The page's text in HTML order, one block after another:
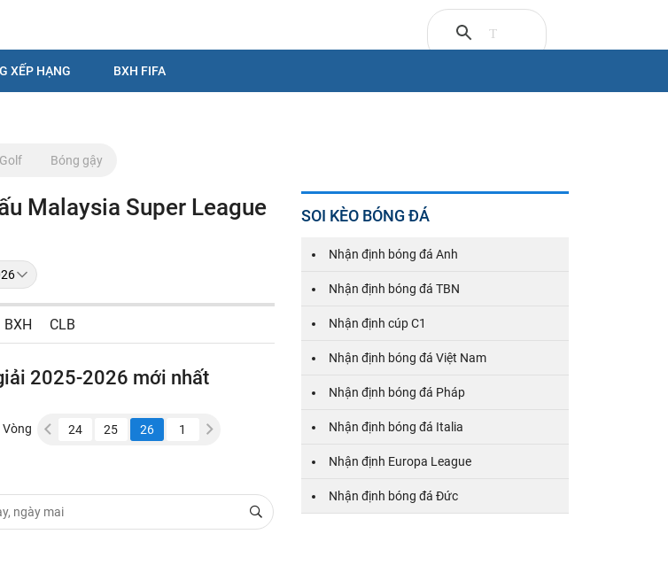
XẾP HẠNG BXH FIFA
Golf Bóng gậy
Malaysia Super League
BXH CLB
2025-2026 mới nhất
Vòng
22 23 24 25 26 1 5 6 7 8
SOI KÈO BÓNG ĐÁ
Nhận định bóng đá Anh
Nhận định bóng đá TBN
Nhận định cúp C1
Nhận định bóng đá Việt Nam
Nhận định bóng đá Pháp
Nhận định bóng đá Italia
Nhận định Europa League
Nhận định bóng đá Đức